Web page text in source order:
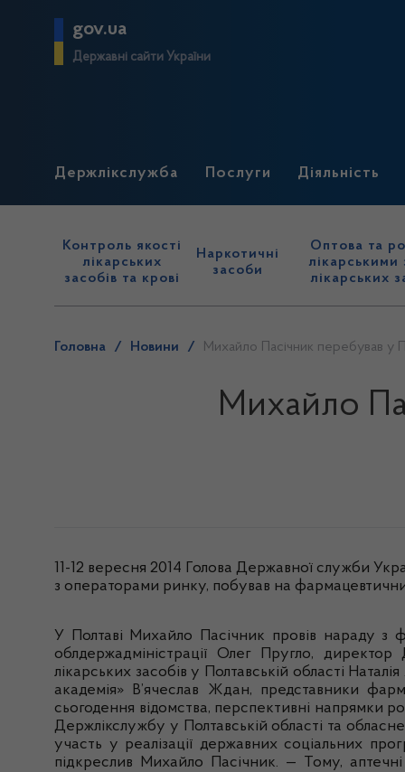
gov.ua
Державні сайти України
Держлікслужба Послуги Діяльність
Контроль якості
лікарських
засобів та крові
Наркотичні
засоби
Оптова та
лікарських
Головна / Новини / Михайло Пасічник перебував у
Михайло
11-12 вересня 2014 Голова Державної служби
з операторами ринку, побував на
У Полтаві Михайло Пасічник провів нараду з
облдержадміністрації Олег Пругло, директор
лікарських засобів у Полтавській області Наталія
академія» В’ячеслав Ждан, представники
сьогодення відомства, перспективні напрямки
Держлікслужбу у Полтавській області та обласне
участь у реалізації державних соціальних
підкреслив Михайло Пасічник. — Тому, аптечні